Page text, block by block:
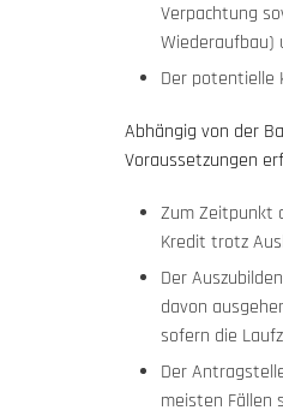
Verpachtung
Wiederaufbau)
Der potentielle
Abhängig von der
Voraussetzungen
Zum Zeitpunkt
Kredit trotz
Der
davon
sofern die
Der
meisten Fällen